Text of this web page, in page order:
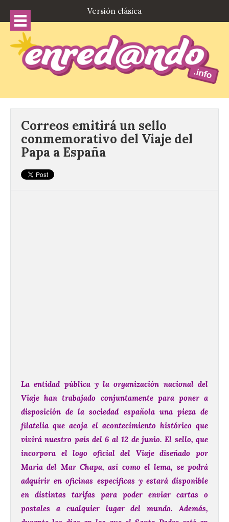
Versión clásica
Correos emitirá un sello
conmemorativo del Viaje del
Papa a España
La entidad pública y la organización nacional del
Viaje han trabajado conjuntamente para poner a
disposición de la sociedad española una pieza de
filatelia que acoja el acontecimiento histórico que
vivirá nuestro país del 6 al 12 de junio.El sello, que
incorpora el logo oficial del Viaje diseñado por
Maria del Mar Chapa, así como el lema, se podrá
adquirir en oficinas específicas y estará disponible
en distintas tarifas para poder enviar cartas o
postales a cualquier lugar del mundo.Además,